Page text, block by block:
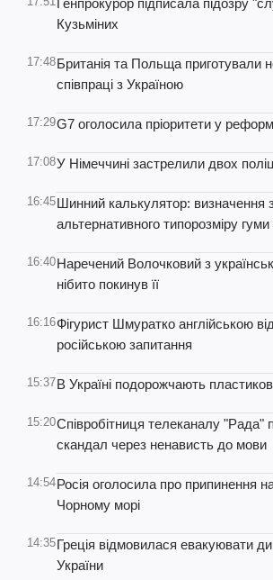
Генпрокурор підписала підозру
Кузьміних
17:48Британія та Польща приготували
співпраці з Україною
17:29G7 оголосила пріоритети у
17:08У Німеччині застрелили двох
16:45Шинний калькулятор: визначення
альтернативного типорозміру
16:40Наречений Волочковий з
нібито покинув її
16:16Фігурист Шмуратко англійською
російською запитання
15:37В Україні подорожчають
15:20Співробітниця телеканалу "Рада"
скандал через ненависть до мови
14:54Росія оголосила про припинення
Чорному морі
14:35Греція відмовилася евакуювати
України